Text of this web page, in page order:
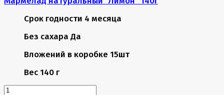
Срок годности 4 месяца
Без сахара Да
Вложений в коробке 15шт
Вес 140 г